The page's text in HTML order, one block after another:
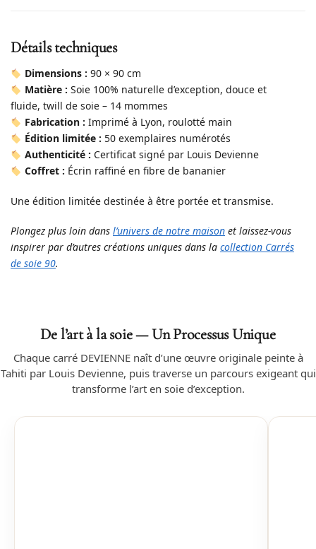
Détails techniques
Dimensions : 90 × 90 cm
Matière : Soie 100% naturelle d’exception, douce et
fluide, twill de soie – 14 mommes
Fabrication : Imprimé à Lyon, roulotté main
Édition limitée : 50 exemplaires numérotés
Authenticité : Certificat signé par Louis Devienne
Coffret : Écrin raffiné en fibre de bananier
Une édition limitée destinée à être portée et transmise.
Plongez plus loin dans l’univers de notre maison et laissez-vous
inspirer par d’autres créations uniques dans la collection Carrés
de soie 90.
De l’art à la soie — Un Processus Unique
Chaque carré DEVIENNE naît d’une œuvre originale peinte à
Tahiti par Louis Devienne, puis traverse un parcours exigeant qui
transforme l’art en soie d’exception.